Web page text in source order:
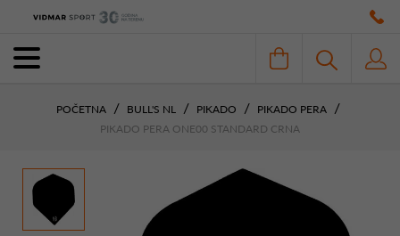
POČETNA BULL'S NL PIKADO
PIKADO PERA
PIKADO PERA ONE00 STANDARD CRNA